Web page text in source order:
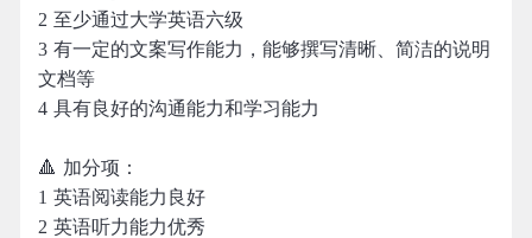
2 至少通过大学英语六级
3 有一定的文案写作能力，能够撰写清晰、简洁的说明
文档等
4 具有良好的沟通能力和学习能力
🔺 加分项：
1 英语阅读能力良好
2 英语听力能力优秀